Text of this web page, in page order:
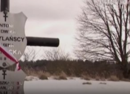
Flesz historii